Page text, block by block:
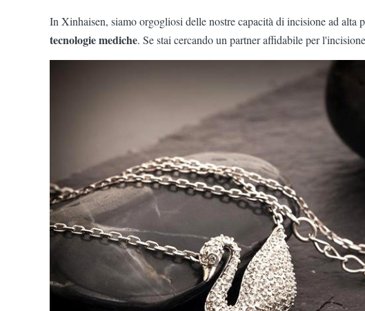
In Xinhaisen, siamo orgogliosi delle nostre capacità di incisione ad alta
tecnologie mediche. Se stai cercando un partner affidabile per